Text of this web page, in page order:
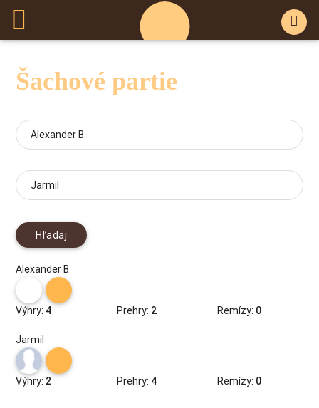
Šachové partie
Hľadaj
Alexander B.
Výhry: 4 Prehry: 2 Remízy: 0
Jarmil
Výhry: 2 Prehry: 4 Remízy: 0